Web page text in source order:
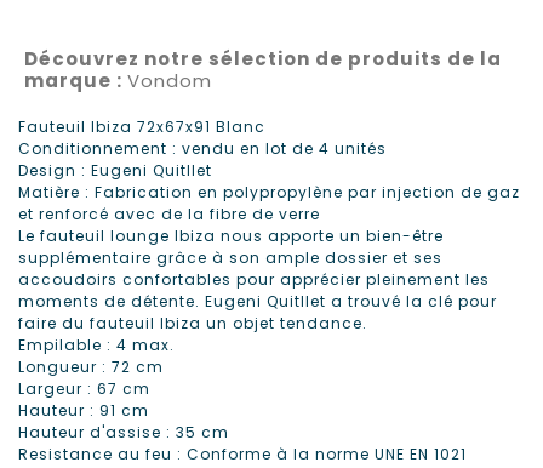
Découvrez notre sélection de produits de la
marque : Vondom
Fauteuil Ibiza 72x67x91 Blanc
Conditionnement : vendu en lot de 4 unités
Design : Eugeni Quitllet
Matière : Fabrication en polypropylène par injection de gaz
et renforcé avec de la fibre de verre
Le fauteuil lounge Ibiza nous apporte un bien-être
supplémentaire grâce à son ample dossier et ses
accoudoirs confortables pour apprécier pleinement les
moments de détente. Eugeni Quitllet a trouvé la clé pour
faire du fauteuil Ibiza un objet tendance.
Empilable : 4 max.
Longueur : 72 cm
Largeur : 67 cm
Hauteur : 91 cm
Hauteur d'assise : 35 cm
Resistance au feu : Conforme à la norme UNE EN 1021